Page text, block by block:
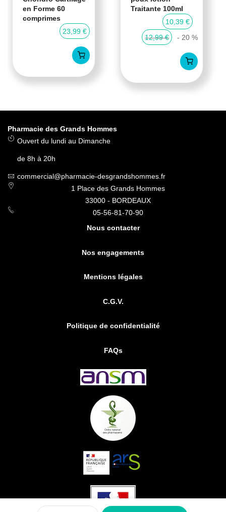
en Forme 60
comprimes
23,99 €
Traitante 100ml
10,39 €
12,99 €
- 20 %
Pharmacie des Grands Hommes
Ouvert du lundi au Dimanche
de 8h à 20h
commercial@pharmacie-desgrandshommes.fr
1 Place des Grands Hommes
33000 - BORDEAUX
05-56-81-70-90
Nous contacter
Nos engagements
Mentions légales
C.G.V.
Politique de confidentialité
FAQs